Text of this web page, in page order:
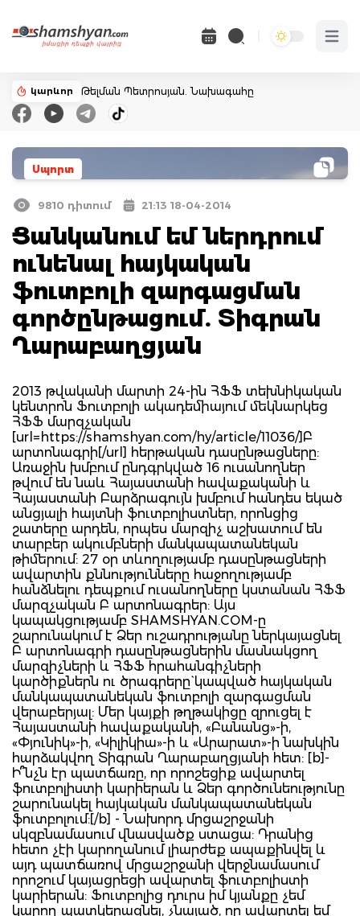
Open
կարևոր Թելման Պետրոսյան. Նախագահը
Սպորտ
9810 դիտում 21:13 18-04-2014
Ցանկանում եմ ներդրում
ունենալ հայկական
ֆուտբոլի զարգացման
գործընթացում. Տիգրան
Ղարաբաղցյան
2013 թվականի մարտի 24-ին ՀՖՖ տեխնիկական
կենտրոն Ֆուտբոլի ակադեմիայում մեկնարկեց
ՀՖՖ մարզչական
[url=https://shamshyan.com/hy/article/11036/]Բ
արտոնագրի[/url] հերթական դասընթացները:
Առաջին խմբում ընդգրկված 16 ուսանողներ
թվում են նաև Հայաստանի հավաքականի և
Հայաստանի Բարձրագույն խմբում հանդես եկած
անցյալի հայտնի ֆուտբոլիստներ, որոնցից
շատերը արդեն, որպես մարզիչ աշխատում են
տարբեր ակումբների մանկապատանեկան
թիմերում: 27 օր տևողությամբ դասընթացների
ավարտին քննությունները հաջողությամբ
հանձնելու դեպքում ուսանողները կստանան ՀՖՖ
մարզչական Բ արտոնագրեր: Այս
կապակցությամբ SHAMSHYAN.COM-ը
շարունակում է Ձեր ուշադրությանը ներկայացնել
Բ արտոնագրի դասընթացներին մասնակցող
մարզիչների և ՀՖՖ հրահանգիչների
կարծիքներն ու ծրագրերը` կապված հայկական
մանկապատանեկան ֆուտբոլի զարգացման
վերաբերյալ: Մեր կայքի թղթակիցը զրուցել է
Հայաստանի հավաքականի, «Բանանց»-ի,
«Փյունիկ»-ի, «Կիլիկիա»-ի և «Արարատ»-ի նախկին
հարձակվող Տիգրան Ղարաբաղցյանի հետ: [b]-
Ի՞նչն էր պատճառը, որ որոշեցիք ավարտել
ֆուտբոլիստի կարիերան և Ձեր գործունեությունը
շարունակել հայկական մանկապատանեկան
ֆուտբոլում:[/b] - Նախորդ մրցաշրջանի
սկզբնամասում վնասվածք ստացա: Դրանից
հետո չէի կարողանում լիարժեք ապաքինվել և
այդ պատճառով մրցաշրջանի վերջնամասում
որոշում կայացրեցի ավարտել ֆուտբոլիստի
կարիերան: Ֆուտբոլից դուրս իմ կյանքը չեմ
կարող պատկերացնել, չնայած, որ ավարտել եմ